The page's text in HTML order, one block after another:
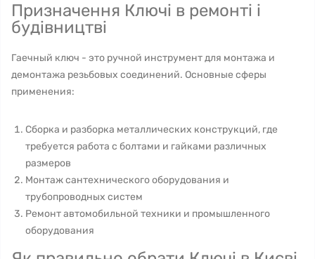
Призначення Ключі в ремонті і
будівництві
Гаечный ключ - это ручной инструмент для монтажа и
демонтажа резьбовых соединений. Основные сферы
применения:
Сборка и разборка металлических конструкций, где
требуется работа с болтами и гайками различных
размеров
Монтаж сантехнического оборудования и
трубопроводных систем
Ремонт автомобильной техники и промышленного
оборудования